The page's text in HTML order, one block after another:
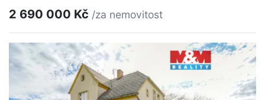
2 690 000 Kč /za nemovitost